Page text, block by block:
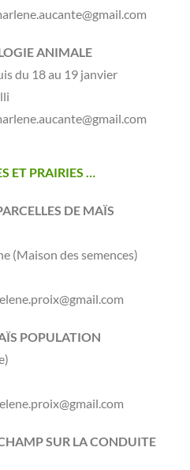
ANIMALE
du 18 au 19 janvier
ET PRAIRIES …
DE MAÏS
(Maison des semences)
POPULATION
SUR LA CONDUITE